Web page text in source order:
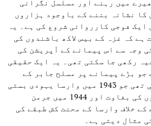
میں رہنے اور مسلسل نگرانی
کا نشانہ بننے کے باوجود ہزاروں
ایک فوجی کارروائی شروع کی ہے۔ یہ
ہے کہ غزہ کے بیس لاکھ باشندوں کی
وجہ سے اس پیمانے کے آپریشن کی
رکھی جا سکتی تھی۔ یہ ایک حقیقی
جو بڑے پیمانے پر مسلح جابر کے
خلاف شروع کی گئی تھی جو 1943 میں وارسا یہودی بستی
کے یہودی قیدیوں کی بغاوت اور 1944 میں جرمن
کے خلاف وارسا کے محنت کش طبقے کی
مثال دیتی ہے۔